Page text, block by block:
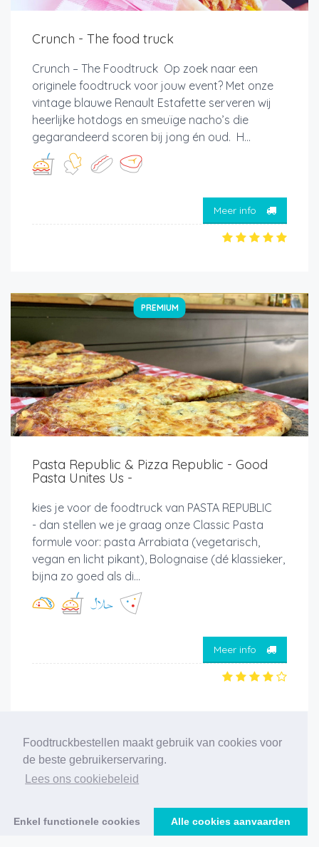
Foodtruckbestellen maakt gebruik van cookies voor
de beste gebruikerservaring.
Lees ons cookiebeleid
Enkel functionele cookies Alle cookies aanvaarden
Crunch - The food truck
Crunch – The Foodtruck Op zoek naar een
originele foodtruck voor jouw event? Met onze
vintage blauwe Renault Estafette serveren wij
heerlijke hotdogs en smeuïge nacho’s die
gegarandeerd scoren bij jong én oud. H...
Meer info
PREMIUM
Pasta Republic & Pizza Republic - Good
Pasta Unites Us -
kies je voor de foodtruck van PASTA REPUBLIC
- dan stellen we je graag onze Classic Pasta
formule voor: pasta Arrabiata (vegetarisch,
vegan en licht pikant), Bolognaise (dé klassieker,
bijna zo goed als di...
Meer info
1 2 3 4 5 6 7 8 9 10
232 foodtrucks gevonden